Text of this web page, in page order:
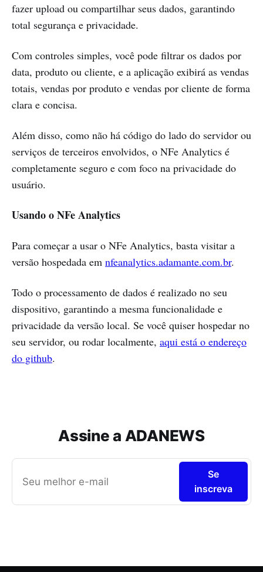
fazer upload ou compartilhar seus dados, garantindo
total segurança e privacidade.
Com controles simples, você pode filtrar os dados por
data, produto ou cliente, e a aplicação exibirá as vendas
totais, vendas por produto e vendas por cliente de forma
clara e concisa.
Além disso, como não há código do lado do servidor ou
serviços de terceiros envolvidos, o NFe Analytics é
completamente seguro e com foco na privacidade do
usuário.
Usando o NFe Analytics
Para começar a usar o NFe Analytics, basta visitar a
versão hospedada em nfeanalytics.adamante.com.br.
Todo o processamento de dados é realizado no seu
dispositivo, garantindo a mesma funcionalidade e
privacidade da versão local. Se você quiser hospedar no
seu servidor, ou rodar localmente, aqui está o endereço
do github.
Assine a ADANEWS
Se
inscreva